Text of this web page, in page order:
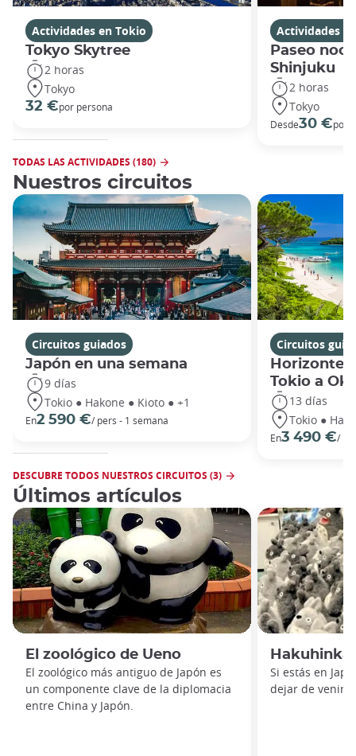
Actividades en Tokio
Tokyo Skytree
2 horas
Tokyo
32 €por persona
Actividades
Paseo
Shinjuku
2 horas
Tokyo
Desde30 €por
TODAS LAS ACTIVIDADES (180)
Nuestros circuitos
Circuitos guiados
Japón en una semana
9 días
Tokio ● Hakone ● Kioto ● +1
En2 590 €/ pers - 1 semana
Circuitos
Horizontes
Tokio a
13 días
Tokio ●
En3 490 €/
DESCUBRE TODOS NUESTROS CIRCUITOS (3)
Últimos artículos
El zoológico de Ueno
El zoológico más antiguo de Japón es
un componente clave de la diplomacia
entre China y Japón.
Si estás en
dejar de venir.